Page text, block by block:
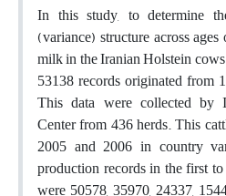
In this study, to determine
(variance) structure across
milk in the Iranian Holstein
53138 records originated from
This data were collected by
Center from 436 herds. This
2005 and 2006 in country
production records in the first
were 50578, 35970, 24337,